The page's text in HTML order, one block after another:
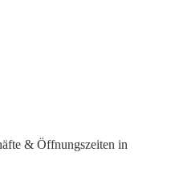
& Öffnungszeiten in